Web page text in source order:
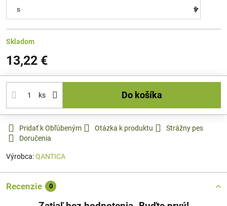
Skladom
13,22 €
ks Do košíka
Pridať k Obľúbeným Otázka k produktu
Strážny pes
Doručenia
Výrobca:QANTICA
Recenzie 0